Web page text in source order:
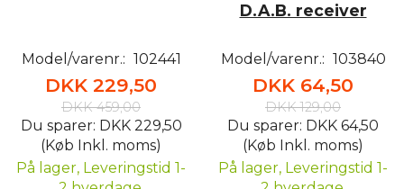
Model/varenr.: 102441
DKK 229,50
DKK 459,00
Du sparer: DKK 229,50
(Køb Inkl. moms)
På lager, Leveringstid 1-
D.A.B. receiver
Model/varenr.: 103840
DKK 64,50
DKK 129,00
Du sparer: DKK 64,50
(Køb Inkl. moms)
På lager, Leveringstid 1-